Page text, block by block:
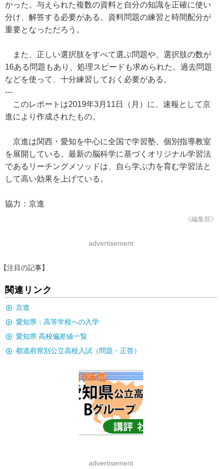
かった。与えられた複数の資料と自分の知識を正確に使い
分け、解答する必要がある。資料問題の練習と時間配分が
重要となっただろう。
また、正しい選択肢をすべて選ぶ問題や、選択肢の数が
16ある問題もあり、処理スピードも求められた。過去問題
などを使って、十分練習しておく必要がある。
---
このレポートは2019年3月11日（月）に、速報として京
進により作成されたもの。
京進は関西・愛知を中心に全国で学習塾、個別指導教室
を展開している。最新の脳科学に基づくオリジナル学習法
であるリーチングメソッドは、自ら学ぶ力を育む学習法と
して高い効果を上げている。
協力：京進
《編集部》
advertisement
【注目の記事】
関連リンク
京進
愛知県：高等学校への入学
愛知県 高校偏差値一覧
都道府県別公立高校入試（問題・正答）
advertisement